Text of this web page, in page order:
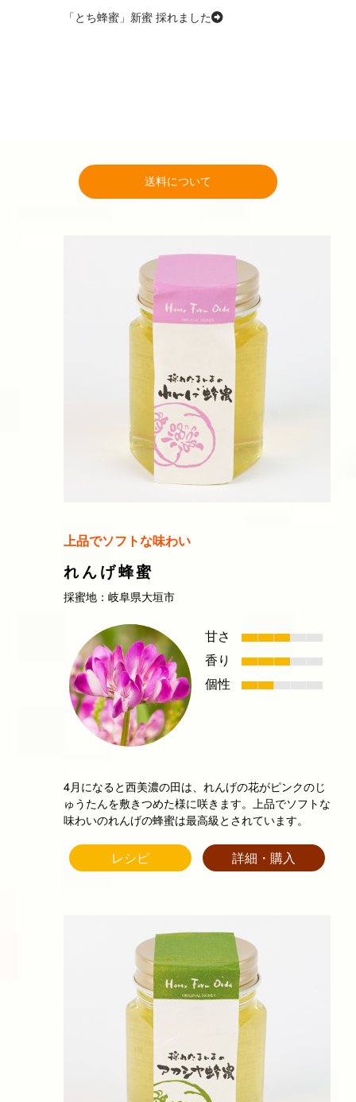
「とち蜂蜜」新蜜 採れました
送料について
上品でソフトな味わい
れんげ蜂蜜
採蜜地：岐阜県大垣市
甘さ
香り
個性
4月になると西美濃の田は、れんげの花がピンクのじ
ゅうたんを敷きつめた様に咲きます。上品でソフトな
味わいのれんげの蜂蜜は最高級とされています。
レシピ 詳細・購入